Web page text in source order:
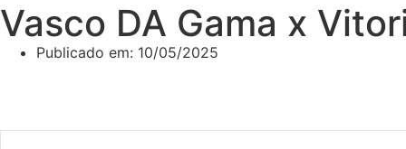
Vasco DA Gama x
Publicado em: 10/05/2025